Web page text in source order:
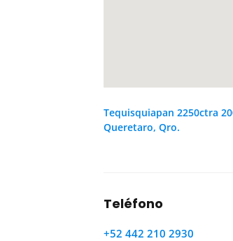
Tequisquiapan 2250ctra
Queretaro, Qro.
Teléfono
+52 442 210 2930